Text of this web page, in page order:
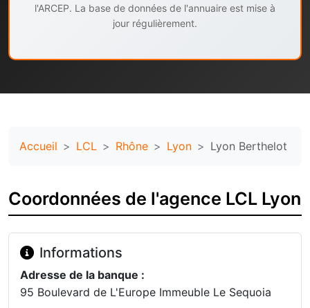
l'ARCEP. La base de données de l'annuaire est mise à
jour régulièrement.
Accueil LCL Rhône Lyon Lyon Berthelot
Coordonnées de l'agence LCL Lyon
Informations
Adresse de la banque :
95 Boulevard de L'Europe Immeuble Le Sequoia